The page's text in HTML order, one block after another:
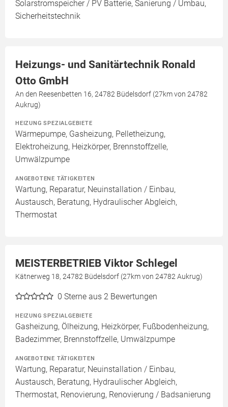
Solarstromspeicher / PV Batterie, Sanierung / Umbau,
Sicherheitstechnik
Heizungs- und Sanitärtechnik Ronald
Otto GmbH
An den Reesenbetten 16, 24782 Büdelsdorf (27km von 24782
Aukrug)
HEIZUNG SPEZIALGEBIETE
Wärmepumpe, Gasheizung, Pelletheizung,
Elektroheizung, Heizkörper, Brennstoffzelle,
Umwälzpumpe
ANGEBOTENE TÄTIGKEITEN
Wartung, Reparatur, Neuinstallation / Einbau,
Austausch, Beratung, Hydraulischer Abgleich,
Thermostat
MEISTERBETRIEB Viktor Schlegel
Kätnerweg 18, 24782 Büdelsdorf (27km von 24782 Aukrug)
0 Sterne aus 2 Bewertungen
HEIZUNG SPEZIALGEBIETE
Gasheizung, Ölheizung, Heizkörper, Fußbodenheizung,
Badezimmer, Brennstoffzelle, Umwälzpumpe
ANGEBOTENE TÄTIGKEITEN
Wartung, Reparatur, Neuinstallation / Einbau,
Austausch, Beratung, Hydraulischer Abgleich,
Thermostat, Renovierung, Renovierung / Badsanierung